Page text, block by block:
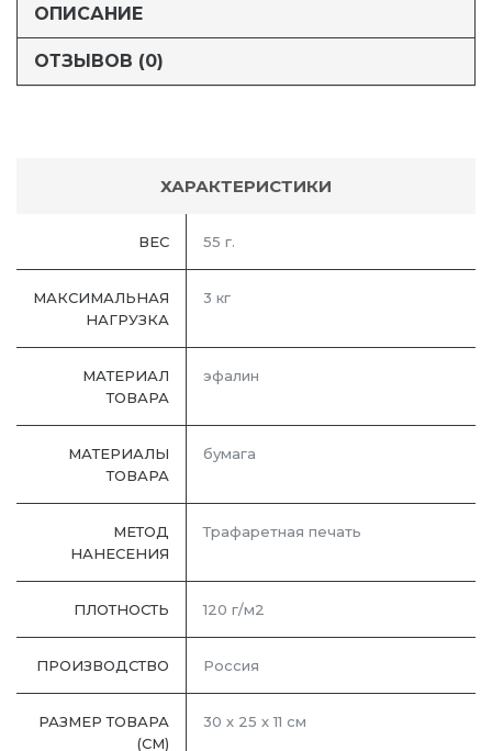
ОПИСАНИЕ
ОТЗЫВОВ (0)
ХАРАКТЕРИСТИКИ
ВЕС 55 г.
МАКСИМАЛЬНАЯ
НАГРУЗКА
3 кг
МАТЕРИАЛ
ТОВАРА
эфалин
МАТЕРИАЛЫ
ТОВАРА
бумага
МЕТОД
НАНЕСЕНИЯ
Трафаретная печать
ПЛОТНОСТЬ 120 г/м2
ПРОИЗВОДСТВО Россия
РАЗМЕР ТОВАРА
(СМ)
30 х 25 х 11 см